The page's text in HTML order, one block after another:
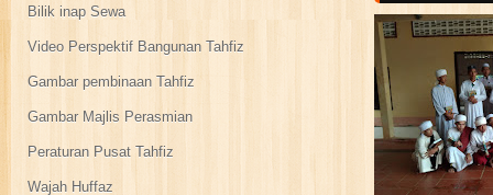
Bilik inap Sewa
Video Perspektif Bangunan Tahfiz
Gambar pembinaan Tahfiz
Gambar Majlis Perasmian
Peraturan Pusat Tahfiz
Wajah Huffaz